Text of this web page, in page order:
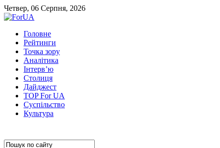
Четвер, 06 Серпня, 2026
Головне
Рейтинги
Точка зору
Аналітика
Інтерв’ю
Столиця
Дайджест
TOP For UA
Суспiльство
Культура